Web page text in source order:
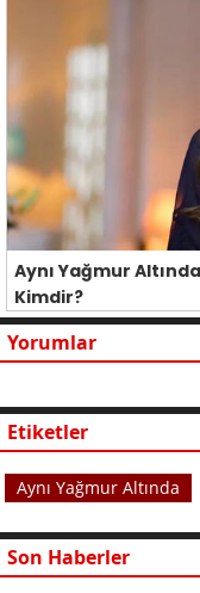
Aynı Yağmur
Kimdir?
Yorumlar
Etiketler
Aynı Yağmur Altında
Son Haberler